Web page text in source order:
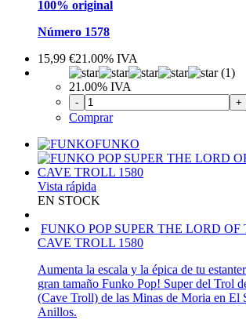
100% original
Número 1578
15,99 €21.00% IVA
(1)
21.00% IVA
- +
Comprar
FUNKO
Vista rápida
EN STOCK
FUNKO POP SUPER THE LORD OF
CAVE TROLL 1580
Aumenta la escala y la épica de tu
gran tamaño Funko Pop! Super del Trol
(Cave Troll) de las Minas de Moria en El
Anillos.